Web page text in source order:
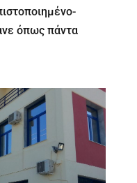
όπως πάντα